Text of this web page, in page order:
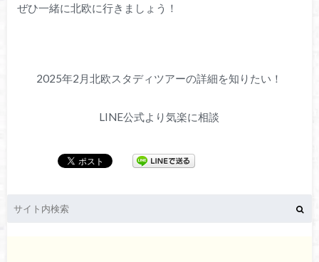
ぜひ一緒に北欧に行きましょう！
2025年2月北欧スタディツアーの詳細を知りたい！
LINE公式より気楽に相談